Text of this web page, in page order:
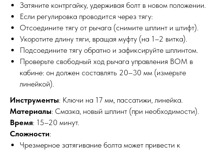
Затяните контргайку, удерживая болт в новом положении.
Если регулировка проводится через тягу:
Отсоедините тягу от рычага (снимите шплинт и штифт).
Укоротите длину тяги, вращая муфту (на 1–2 витка).
Подсоедините тягу обратно и зафиксируйте шплинтом.
Проверьте свободный ход рычага управления ВОМ в
кабине: он должен составлять 20–30 мм (измерьте
линейкой).
Инструменты: Ключи на 17 мм, пассатижи, линейка.
Материалы: Смазка, новый шплинт (при необходимости).
Время: 15–20 минут.
Сложности:
Чрезмерное затягивание болта может привести к